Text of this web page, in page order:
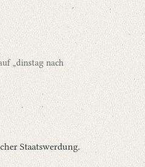
„dinstag nach
Staatswerdung.